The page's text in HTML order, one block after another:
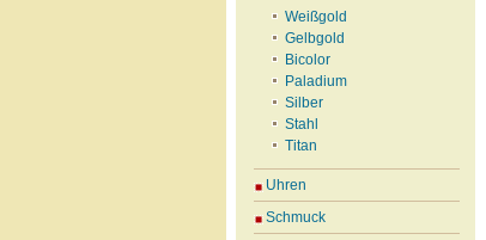
Weißgold
Gelbgold
Bicolor
Paladium
Silber
Stahl
Titan
Uhren
Schmuck